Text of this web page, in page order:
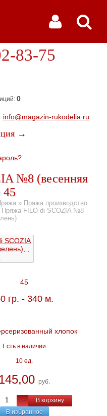
0
83-75
info@magazin-rukodelia.ru
→
№8 (весенняя
45
» Пряжа производство
Пряжа FILO di SCOZIA №8
45
гр. - 340 м.
хлопок
Есть в наличии
10 ед.
руб.
+
В корзину
В избранное